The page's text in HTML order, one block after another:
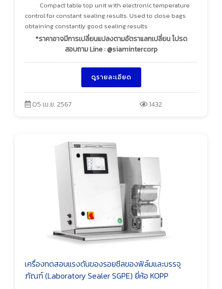
Compact table top unit with electronic temperature
control for constant sealing results. Used to close bags
obtaining constantly good sealing results
*ราคาอาจมีการเปลี่ยนแปลงตามอัตราแลกเปลี่ยน โปรด
สอบถาม Line : @siamintercorp
ดูรายละเอียด
05 เม.ย. 2567 1432
เครื่องทดสอบแรงดันของรอยซีลของฟิล์มและบรรจุ
ภัณฑ์ (Laboratory Sealer SGPE) ยี่ห้อ KOPP